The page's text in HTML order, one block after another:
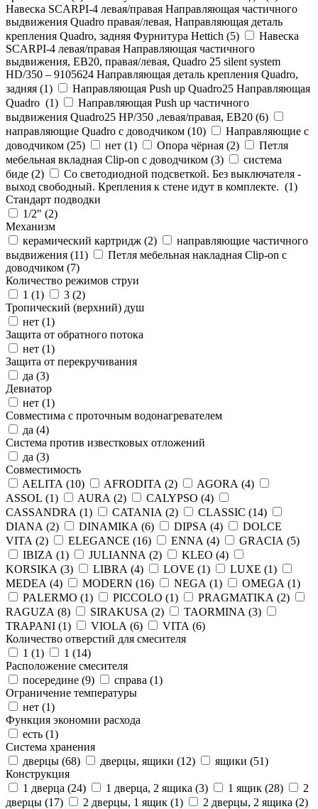
Навеска SCARPI-4 левая/правая Направляющая частичного
выдвижения Quadro правая/левая, Направляющая деталь
крепления Quadro, задняя Фурнитура Hettich (5)
Навеска
SCARPI-4 левая/правая Направляющая частичного
выдвижения, ЕВ20, правая/левая, Quadro 25 silent system
HD/350 – 9105624 Направляющая деталь крепления Quadro,
задняя (1)
Направляющая Push up Quadro25 Направляющая
Quadro (1)
Направляющая Push up частичного
выдвижения Quadro25 НР/350 ,левая/правая, ЕВ20 (6)
направляющие Quadro с доводчиком (10)
Направляющие с
доводчиком (25) нет (1) Опора чёрная (2)
Петля
мебельная вкладная Clip-on с доводчиком (3)
система
биде (2)
Со светодиодной подсветкой. Без выключателя -
выход свободный. Крепления к стене идут в комплекте. (1)
Стандарт подводки
1/2" (2)
Механизм
керамический картридж (2)
направляющие частичного
выдвижения (11)
Петля мебельная накладная Clip-on с
доводчиком (7)
Количество режимов струи
1 (1) 3 (2)
Тропический (верхний) душ
нет (1)
Защита от обратного потока
нет (1)
Защита от перекручивания
да (3)
Девиатор
нет (1)
Совместима с проточным водонагревателем
да (4)
Система против известковых отложений
да (3)
Совместимость
AELITA (10) AFRODITA (2) AGORA (4)
ASSOL (1) AURA (2) CALYPSO (4)
CASSANDRA (1) CATANIA (2) CLASSIC (14)
DIANA (2) DINAMIKA (6) DIPSA (4)
DOLCE
VITA (2) ELEGANCE (16) ENNA (4) GRACIA (5)
IBIZA (1) JULIANNA (2) KLEO (4)
KORSIKA (3) LIBRA (4) LOVE (1) LUXE (1)
MEDEA (4) MODERN (16) NEGA (1) OMEGA (1)
PALERMO (1) PICCOLO (1) PRAGMATIKA (2)
RAGUZA (8) SIRAKUSA (2) TAORMINA (3)
TRAPANI (1) VIOLA (6) VITA (6)
Количество отверстий для смесителя
1 (1) 1 (14)
Расположение смесителя
посередине (9) справа (1)
Ограничение температуры
нет (1)
Функция экономии расхода
есть (1)
Система хранения
дверцы (68) дверцы, ящики (12) ящики (51)
Конструкция
1 дверца (24) 1 дверца, 2 ящика (3) 1 ящик (28)
2
дверцы (17) 2 дверцы, 1 ящик (1) 2 дверцы, 2 ящика (2)